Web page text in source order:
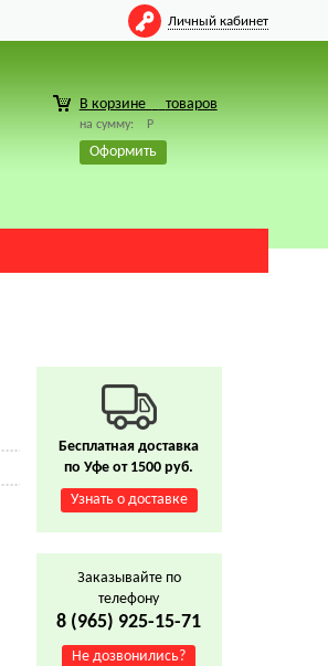
Личный кабинет
В корзине товаров
на сумму: Р
Оформить
Бесплатная доставка
по Уфе от 1500 руб.
Узнать о доставке
Заказывайте по
телефону
8 (965) 925-15-71
Не дозвонились?